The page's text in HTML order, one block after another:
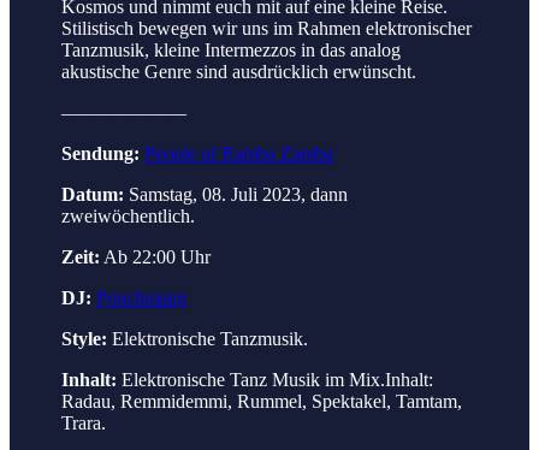
Kosmos und nimmt euch mit auf eine kleine Reise.
Stilistisch bewegen wir uns im Rahmen elektronischer
Tanzmusik, kleine Intermezzos in das analog
akustische Genre sind ausdrücklich erwünscht.
——————–
Sendung: People of Ramba Zamba
Datum: Samstag, 08. Juli 2023, dann
zweiwöchentlich.
Zeit: Ab 22:00 Uhr
DJ: Ponchmann
Style: Elektronische Tanzmusik.
Inhalt: Elektronische Tanz Musik im Mix.Inhalt:
Radau, Remmidemmi, Rummel, Spektakel, Tamtam,
Trara.